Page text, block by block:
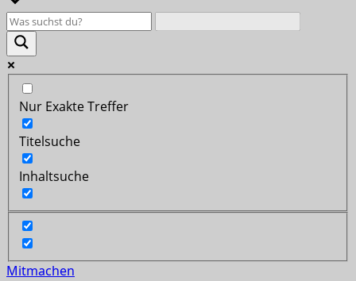
Nur Exakte Treffer
Titelsuche
Inhaltsuche
Mitmachen